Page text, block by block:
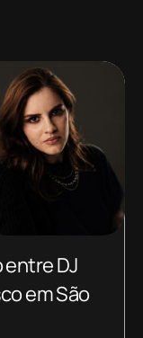
DJ
em São